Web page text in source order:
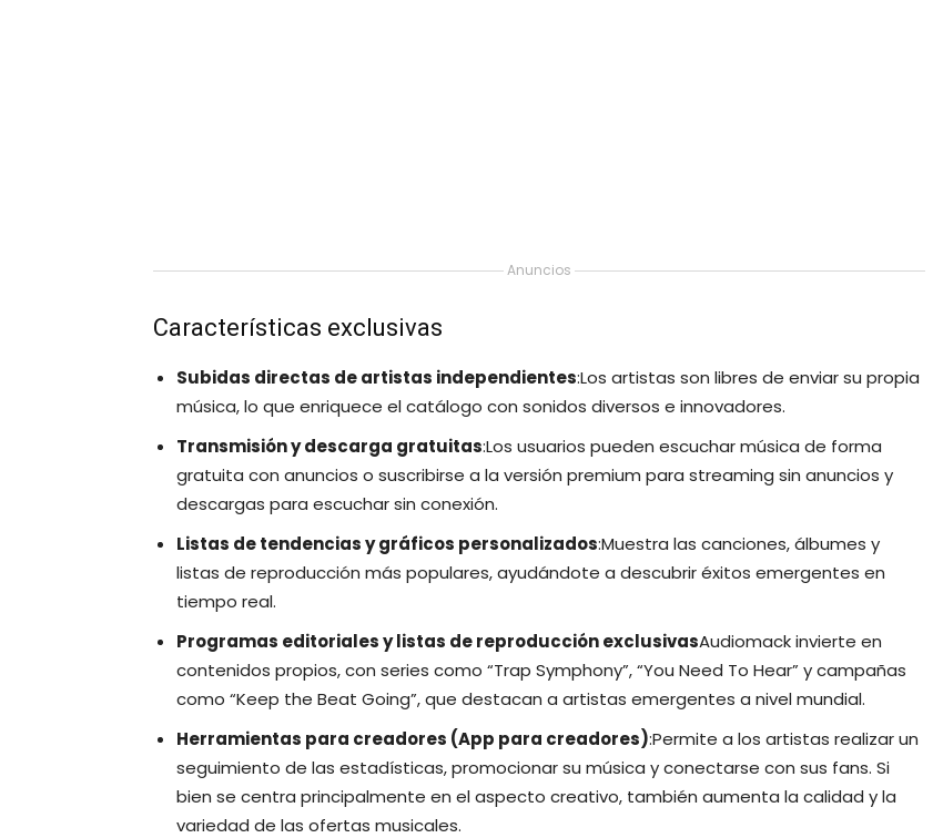
Anuncios
Características exclusivas
Subidas directas de artistas independientes:Los artistas son libres de enviar su propia
música, lo que enriquece el catálogo con sonidos diversos e innovadores.
Transmisión y descarga gratuitas:Los usuarios pueden escuchar música de forma
gratuita con anuncios o suscribirse a la versión premium para streaming sin anuncios y
descargas para escuchar sin conexión.
Listas de tendencias y gráficos personalizados:Muestra las canciones, álbumes y
listas de reproducción más populares, ayudándote a descubrir éxitos emergentes en
tiempo real.
Programas editoriales y listas de reproducción exclusivasAudiomack invierte en
contenidos propios, con series como “Trap Symphony”, “You Need To Hear” y campañas
como “Keep the Beat Going”, que destacan a artistas emergentes a nivel mundial.
Herramientas para creadores (App para creadores):Permite a los artistas realizar un
seguimiento de las estadísticas, promocionar su música y conectarse con sus fans. Si
bien se centra principalmente en el aspecto creativo, también aumenta la calidad y la
variedad de las ofertas musicales.